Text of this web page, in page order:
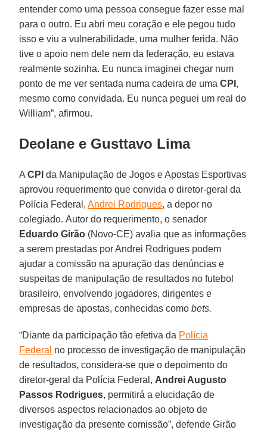
entender como uma pessoa consegue fazer esse mal
para o outro. Eu abri meu coração e ele pegou tudo
isso e viu a vulnerabilidade, uma mulher ferida. Não
tive o apoio nem dele nem da federação, eu estava
realmente sozinha. Eu nunca imaginei chegar num
ponto de me ver sentada numa cadeira de umaCPI ,
mesmo como convidada. Eu nunca peguei um real do
William”, afirmou.
Deolane e Gusttavo Lima
ACPI da Manipulação de Jogos e Apostas Esportivas
aprovou requerimento que convida o diretor-geral da
Polícia Federal,Andrei Rodrigues, a depor no
colegiado. Autor do requerimento, o senador
Eduardo Girão (Novo-CE) avalia que as informações
a serem prestadas por Andrei Rodrigues podem
ajudar a comissão na apuração das denúncias e
suspeitas de manipulação de resultados no futebol
brasileiro, envolvendo jogadores, dirigentes e
empresas de apostas, conhecidas comobets.
“Diante da participação tão efetiva da Polícia
Federal no processo de investigação de manipulação
de resultados, considera-se que o depoimento do
diretor-geral da Polícia Federal, Andrei Augusto
Passos Rodrigues, permitirá a elucidação de
diversos aspectos relacionados ao objeto de
investigação da presente comissão”, defende Girão